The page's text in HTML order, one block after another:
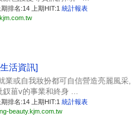
期排名:14 上期HIT:1 統計報表
活資訊]
業或自我妝扮都可自信營造亮麗風采,
釵菑v的事業和終身 ...
期排名:14 上期HIT:1 統計報表
beauty.kjm.com.tw